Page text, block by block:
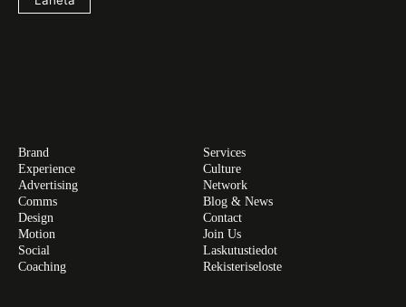
Brand
Experience
Advertising
Comms
Design
Motion
Social
Coaching
Services
Culture
Network
Blog & News
Contact
Join Us
Laskutustiedot
Rekisteriseloste